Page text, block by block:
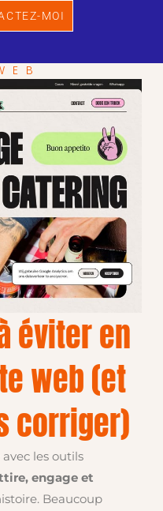
MOI
éviter en
web (et
corriger)
les outils
engage et
Beaucoup